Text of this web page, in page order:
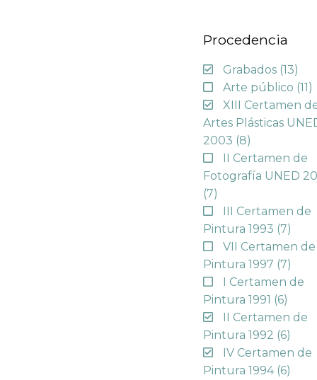
Procedencia
Grabados (13)
Arte público (11)
XIII Certamen
Artes Plásticas
2003 (8)
II Certamen de
Fotografía UNED
(7)
III Certamen de
Pintura 1993 (7)
VII Certamen de
Pintura 1997 (7)
I Certamen de
Pintura 1991 (6)
II Certamen de
Pintura 1992 (6)
IV Certamen de
Pintura 1994 (6)